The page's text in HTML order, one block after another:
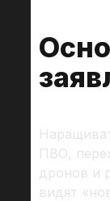
ПВО,
дронов и
видят